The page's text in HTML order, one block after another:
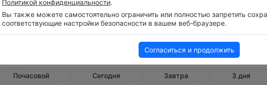
Погода в Рочдейле
Почасовой Сегодня Завтра 3 дня
Политикой конфиденциальности.
Вы также можете самостоятельно ограничить или полностью запретить
соответствующие настройки безопасности в вашем веб-браузере.
Согласиться и продолжить